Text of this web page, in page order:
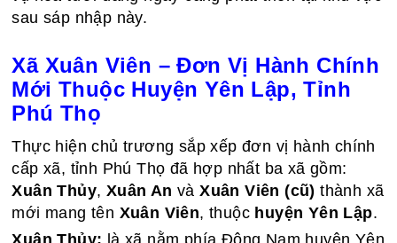
sau sáp nhập này.
Xã Xuân Viên – Đơn Vị Hành Chính
Mới Thuộc Huyện Yên Lập, Tỉnh
Phú Thọ
Thực hiện chủ trương sắp xếp đơn vị hành chính
cấp xã, tỉnh Phú Thọ đã hợp nhất ba xã gồm:
Xuân Thủy, Xuân An vàXuân Viên (cũ) thành xã
mới mang tên Xuân Viên, thuộc huyện Yên Lập.
Xuân Thủy: là xã nằm phía Đông Nam huyện Yên